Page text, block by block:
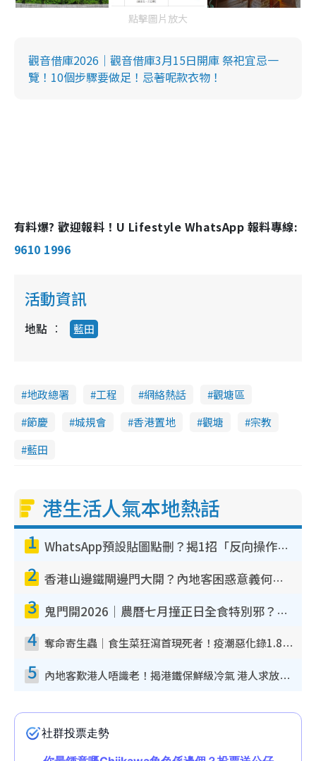
點擊圖片放大
觀音借庫2026｜觀音借庫3月15日開庫 祭祀宜忌一
覽！10個步驟要做足！忌著呢款衣物！
有料爆? 歡迎報料！U Lifestyle WhatsApp 報料專線:
9610 1996
活動資訊
地點 藍田
地政總署 工程 網絡熱話
觀塘區
節慶
城規會 香港置地 觀塘
宗教
藍田
港生活人氣本地熱話
1 WhatsApp預設貼圖點刪？揭1招「反向操作」還原簡潔介面 附3步實測教學
2 香港山邊鐵閘邊門大開？內地客困惑意義何在！網民神回覆：呢種叫法理性防禦
3 鬼門開2026｜農曆七月撞正日全食特別邪？專家警告切忌做一事！揭4大禁忌+2招保平安
4 奪命寄生蟲｜食生菜狂瀉首現死者！疫潮惡化錄1.8萬宗病例 揭洗菜3大謬誤
5 內地客歎港人唔識老！揭港鐵保鮮級冷氣 港人求放過：咪投訴